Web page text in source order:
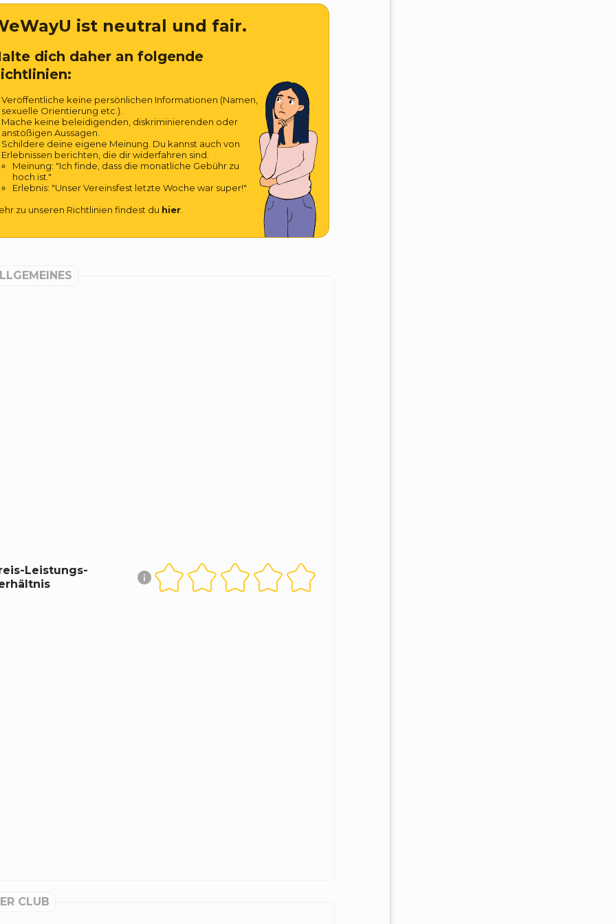
ist neutral und fair.
dich daher an folgende
Veröffentliche keine persönlichen Informationen (Namen,
sexuelle Orientierung etc.).
Mache keine beleidigenden, diskriminierenden oder
anstößigen Aussagen.
Schildere deine eigene Meinung. Du kannst auch von
Erlebnissen berichten, die dir widerfahren sind.
Meinung: "Ich finde, dass die monatliche Gebühr zu
hoch ist."
Erlebnis: "Unser Vereinsfest letzte Woche war super!"
zu unseren Richtlinien findest du hier.
Leistungs-
CLUB